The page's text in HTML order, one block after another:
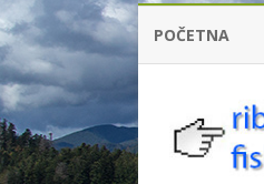
POČETNA